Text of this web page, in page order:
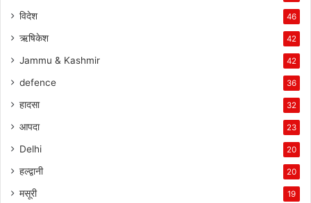
विदेश 46
ऋषिकेश 42
Jammu & Kashmir 42
defence 36
हादसा 32
आपदा 23
Delhi 20
हल्द्वानी 20
मसूरी 19